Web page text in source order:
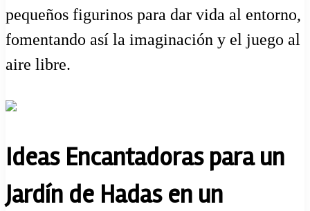
pequeños figurinos para dar vida al entorno,
fomentando así la imaginación y el juego al
aire libre.
Ideas Encantadoras para un
Jardín de Hadas en un